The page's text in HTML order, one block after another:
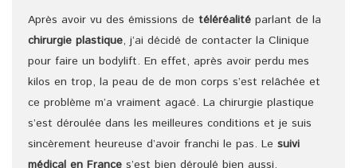
Après avoir vu des émissions de téléréalité parlant de la
chirurgie plastique, j’ai décidé de contacter la Clinique
pour faire un bodylift. En effet, après avoir perdu mes
kilos en trop, la peau de de mon corps s’est relâchée et
ce problème m’a vraiment agacé. La chirurgie plastique
s’est déroulée dans les meilleures conditions et je suis
sincèrement heureuse d’avoir franchi le pas. Le suivi
médical en France s’est bien déroulé bien aussi.